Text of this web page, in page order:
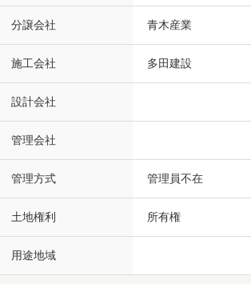
分譲会社 青木産業
施工会社 多田建設
設計会社
管理会社
管理方式 管理員不在
土地権利 所有権
用途地域